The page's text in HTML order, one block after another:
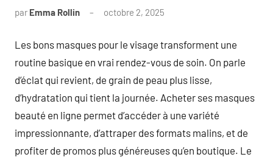
par Emma Rollin octobre 2, 2025
Les bons masques pour le visage transforment une
routine basique en vrai rendez-vous de soin. On parle
d’éclat qui revient, de grain de peau plus lisse,
d’hydratation qui tient la journée. Acheter ses masques
beauté en ligne permet d’accéder à une variété
impressionnante, d’attraper des formats malins, et de
profiter de promos plus généreuses qu’en boutique. Le